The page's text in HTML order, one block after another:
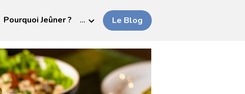
Pourquoi Jeûner ? … Le Blog